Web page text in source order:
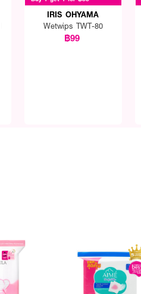
IRIS OHYAMA
Wetwips TWT-80
฿99